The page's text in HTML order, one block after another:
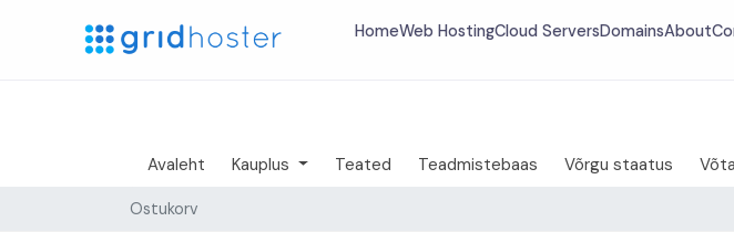
HomeWeb HostingCloud ServersDomainsAbout
Avaleht Kauplus Teated Teadmistebaas Võrgu staatus
Ostukorv